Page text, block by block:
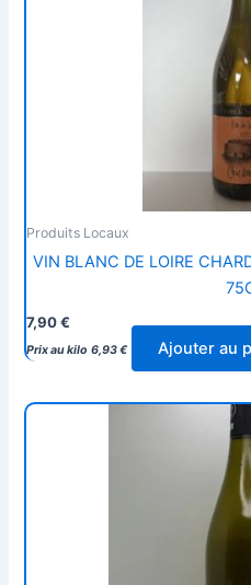
Produits Locaux
VIN BLANC DE LOIRE
7,90€
Prix au kilo 6,93€ Ajouter au